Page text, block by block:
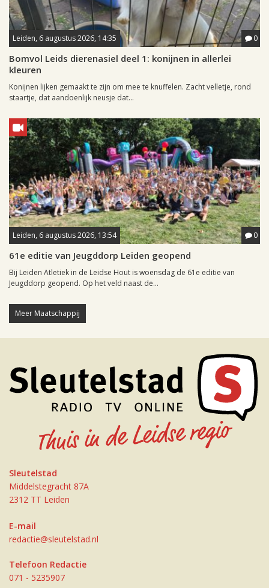
Leiden, 6 augustus 2026, 14:35 0
Bomvol Leids dierenasiel deel 1: konijnen in allerlei
kleuren
Konijnen lijken gemaakt te zijn om mee te knuffelen. Zacht velletje, rond
staartje, dat aandoenlijk neusje dat...
Leiden, 6 augustus 2026, 13:54 0
61e editie van Jeugddorp Leiden geopend
Bij Leiden Atletiek in de Leidse Hout is woensdag de 61e editie van
Jeugddorp geopend. Op het veld naast de...
Meer Maatschappij
Sleutelstad
Middelstegracht 87A
2312 TT Leiden
E-mail
redactie@sleutelstad.nl
Telefoon Redactie
071 - 5235907